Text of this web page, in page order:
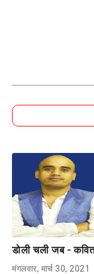
डोली चली जब -
मंगलवार, मार्च 30, 2021